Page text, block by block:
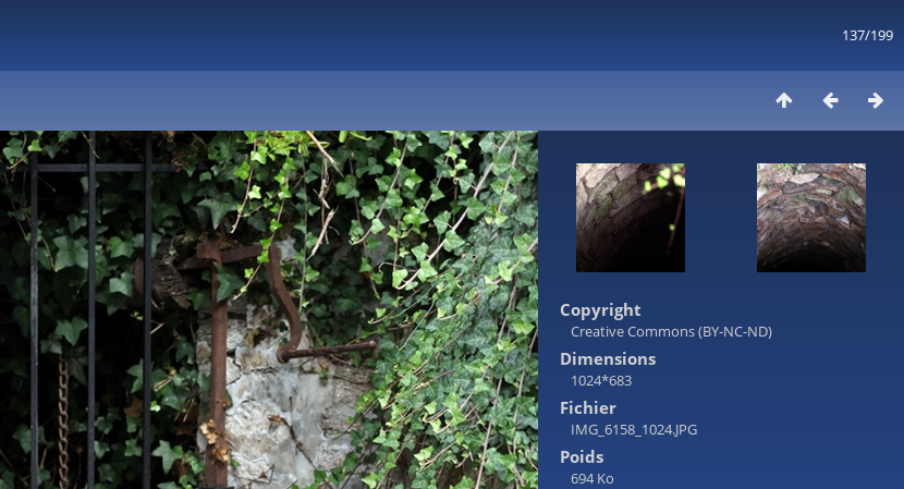
137/199
Copyright
Creative Commons (BY-NC-ND)
Dimensions
1024*683
Fichier
IMG_6158_1024.JPG
Poids
694 Ko